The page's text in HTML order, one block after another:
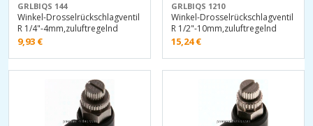
GRLBIQS 144
Winkel-Drosselrückschlagventil
R 1/4"-4mm,zuluftregelnd
9,93 €
GRLBIQS 1210
Winkel-Drosselrückschlagventil
R 1/2"-10mm,zuluftregelnd
15,24€